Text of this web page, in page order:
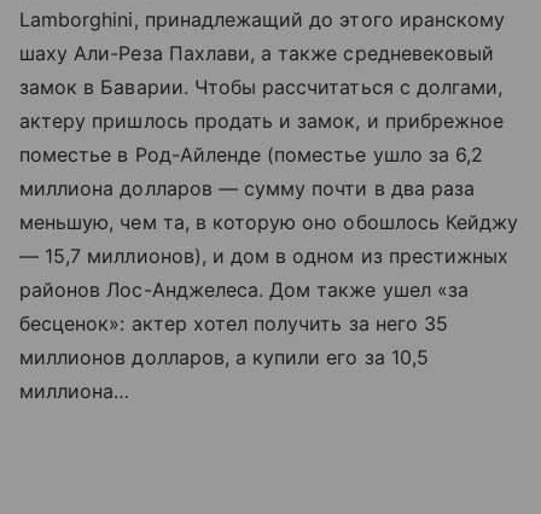
Lamborghini, принадлежащий до этого иранскому
шаху Али-Реза Пахлави, а также средневековый
замок в Баварии. Чтобы рассчитаться с долгами,
актеру пришлось продать и замок, и прибрежное
поместье в Род-Айленде (поместье ушло за 6,2
миллиона долларов — сумму почти в два раза
меньшую, чем та, в которую оно обошлось Кейджу
— 15,7 миллионов), и дом в одном из престижных
районов Лос-Анджелеса. Дом также ушел «за
бесценок»: актер хотел получить за него 35
миллионов долларов, а купили его за 10,5
миллиона…